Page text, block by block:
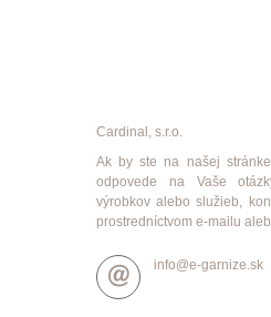
Cardinal, s.r.o.
Ak by ste na našej
odpovede na Vaše
výrobkov alebo služieb,
prostredníctvom e-mailu
info@e-garnize.sk